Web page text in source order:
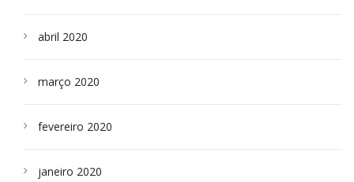
abril 2020
março 2020
fevereiro 2020
janeiro 2020